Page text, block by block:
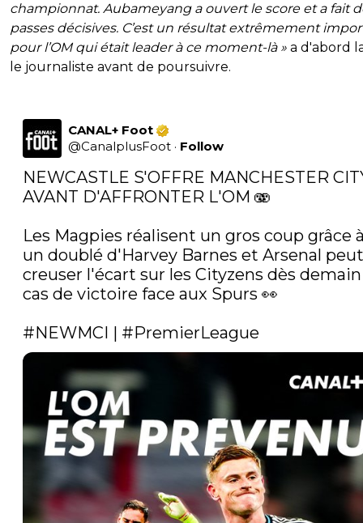
championnat. Aubameyang a ouvert le score et a fait
passes décisives. C’est un résultat extrêmement
pour l’OM qui était leader à ce moment-là » a d'abord
le journaliste avant de poursuivre.
CANAL+ Foot
@CanalplusFoot · Follow
NEWCASTLE S'OFFRE MANCHESTER
AVANT D'AFFRONTER L'OM 🫨
Les Magpies réalisent un gros coup grâce
un doublé d'Harvey Barnes et Arsenal peut
creuser l'écart sur les Cityzens dès
cas de victoire face aux Spurs 👀
#NEWMCI | #PremierLeague